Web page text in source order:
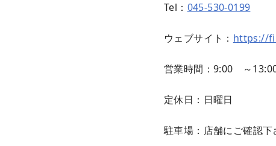
Tel： 045-530-0199
ウェブサイト： https://
営業時間：9:00 ～
定休日：日曜日
駐車場：店舗にご確認下